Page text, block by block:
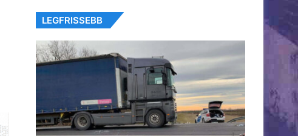
LEGFRISSEBB